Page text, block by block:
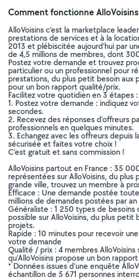
Comment fonctionne
AlloVoisins c’est la marketplace
prestations de services et à la
2013 et plébiscitée aujourd’hui par
de 4,5 millions de membres, dont
Postez votre demande et trouvez
particulier ou un professionnel pour
prestations, du plus petit besoin aux
pour un bon rapport qualité/prix.
Facilitez votre quotidien en 3 étapes :
1. Postez votre demande : indiquez
secondes.
2. Recevez des réponses d’offreurs
professionnels en quelques minutes.
3. Echangez avec les offreurs depuis
sécurisée et faites votre choix !
C’est gratuit et sans commission !
AlloVoisins partout en France : 35
représentées sur AlloVoisins, du plus
grande ville, trouvez un membre à
Efficace : Une demande postée
millions de demandes postées par an
Généraliste : 1 250 types de
possible sur AlloVoisins, du plus petit
projets.
Rapide : 10 minutes pour recevoir
votre demande
Qualité / prix : 4 membres AlloVoisins
qu’AlloVoisins propose un bon
* Données issues d’une enquête
échantillon de 5 671 personnes